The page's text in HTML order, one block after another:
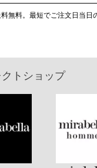
無料。最短でご注文日当日
トショップ